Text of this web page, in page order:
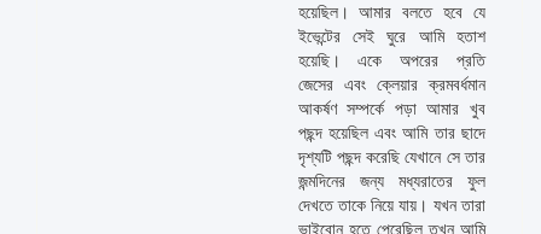
হয়েছিল। আমার বলতে হবে যে
ইভেন্টের সেই ঘুরে আমি হতাশ
হয়েছি। একে অপরের প্রতি
জেসের এবং ক্লেয়ার ক্রমবর্ধমান
আকর্ষণ সম্পর্কে পড়া আমার খুব
পছন্দ হয়েছিল এবং আমি তার ছাদে
দৃশ্যটি পছন্দ করেছি যেখানে সে তার
জন্মদিনের জন্য মধ্যরাতের ফুল
দেখতে তাকে নিয়ে যায়। যখন তারা
ভাইবোন হতে পেরেছিল তখন আমি